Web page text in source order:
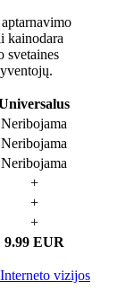
kainodara
svetaines
Neribojama
Neribojama
Neribojama
+
+
+
9.99 EUR
Interneto vizijos